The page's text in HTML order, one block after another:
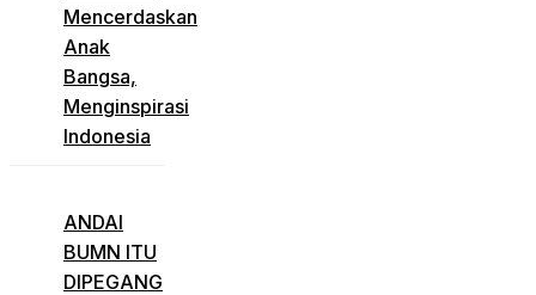
Mencerdaskan
Anak
Bangsa,
Menginspirasi
Indonesia
ANDAI
BUMN ITU
DIPEGANG